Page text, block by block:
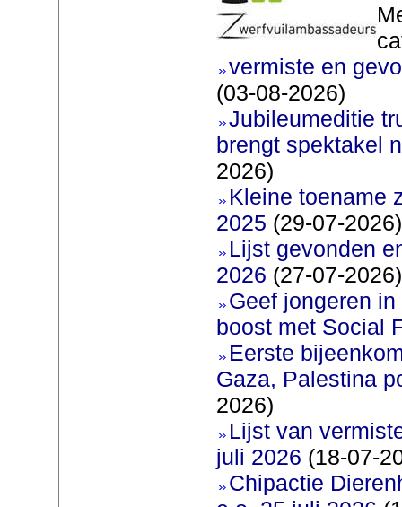
vermiste en
(03-08-2026)
Jubileumeditie
brengt spektakel
2026)
Kleine toename
2025 (29-07-2026)
Lijst gevonden
2026 (27-07-2026)
Geef jongeren
boost met Social
Eerste
Gaza, Palestina
2026)
Lijst van
juli 2026 (18-07-
Chipactie